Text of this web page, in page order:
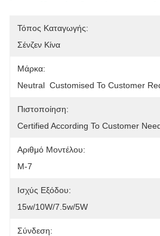
Τόπος Καταγωγής:
Σένζεν Κίνα
Μάρκα:
Neutral  Customised To Customer
Πιστοποίηση:
Certified According To Customer
Αριθμό Μοντέλου:
Μ-7
Ισχύς Εξόδου:
15w/10W/7.5w/5W
Σύνδεση: